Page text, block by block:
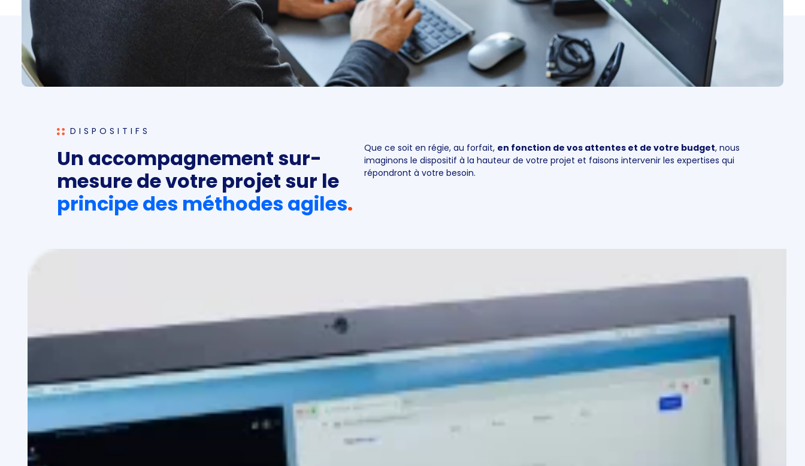
DISPOSITIFS
Un accompagnement sur-
mesure de votre projet sur le
principe des méthodes agiles.
Que ce soit en régie, au forfait, en fonction de vos attentes et de votre budget, nous
imaginons le dispositif à la hauteur de votre projet et faisons intervenir les expertises qui
répondront à votre besoin.